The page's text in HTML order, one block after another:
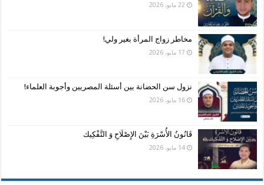
22 مايو، 2026
مخاطر زواج المرأة بغير ولي!
17 مايو، 2026
نزول سن الحضانة بين أسئلة المصريين وأجوبة العلماء!
16 مايو، 2026
قَانُونُ الأُسْرَةِ بَيْنَ الإِصْلَاحِ وَ التَّفْكِيك
14 مايو، 2026